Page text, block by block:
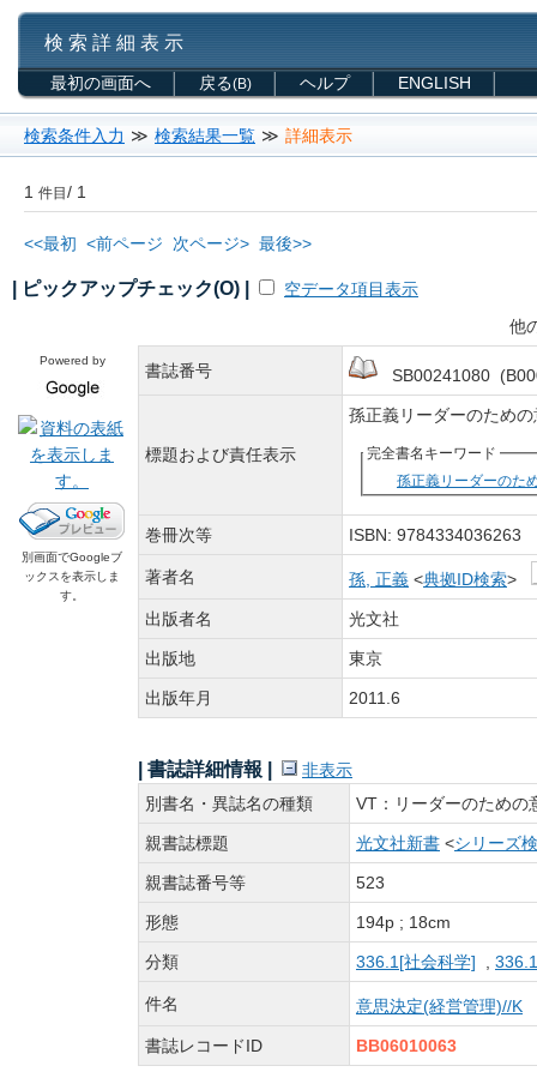
検 索 詳 細 表 示
最初の画面へ 戻る(B) ヘルプ ENGLISH
検索条件入力 ≫ 検索結果一覧 ≫ 詳細表示
1 件目/ 1
<<最初 <前ページ 次ページ> 最後>>
| ピックアップチェック(O) |
空データ項目表示
他
Powered by
別画面でGoogleブ
ックスを表示しま
す。
書誌番号 SB00241080
標題および責任表示
孫正義リーダーのため
完全書名キーワード
孫正義リーダーのた
巻冊次等 ISBN:
著者名 孫, 正義 <典拠ID検索>
出版者名 光文社
出版地 東京
出版年月 2011.6
| 書誌詳細情報 |
非表示
別書名・異誌名の種類
VT：リーダーのための
親書誌標題 光文社新書 <シリーズ
親書誌番号等 523
形態 194p ; 18cm
分類 336.1[社会科学]
件名 意思決定(経営管理)//K
書誌レコードID BB06010063